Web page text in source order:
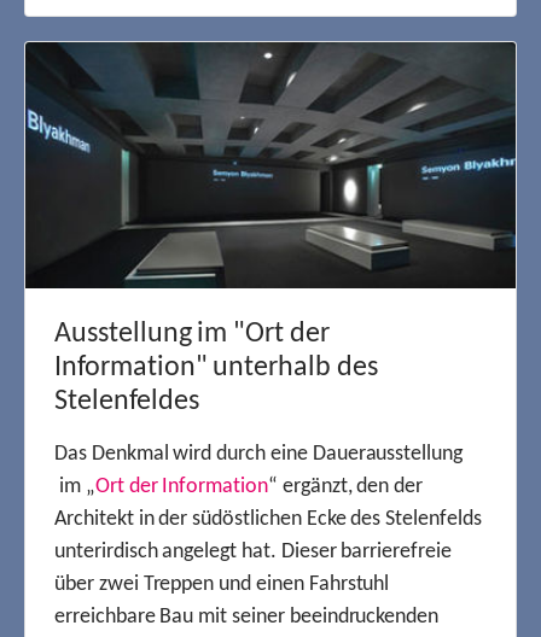
Ausstellung im "Ort der
Information" unterhalb des
Stelenfeldes
Das Denkmal wird durch eine Dauerausstellung
im „Ort der Information“ ergänzt, den der
Architekt in der südöstlichen Ecke des Stelenfelds
unterirdisch angelegt hat. Dieser barrierefreie
über zwei Treppen und einen Fahrstuhl
erreichbare Bau mit seiner beeindruckenden